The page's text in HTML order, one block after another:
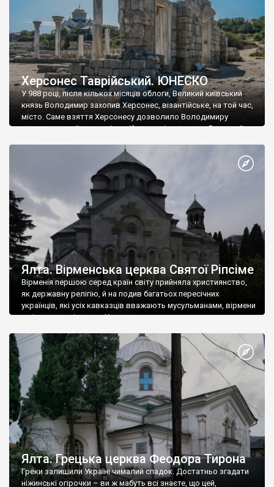
Херсонес Таврійський. ЮНЕСКО
У 988 році, після кількох місяців облоги, Великий київський
князь Володимир захопив Херсонес, візантійське, на той час,
місто. Саме взяття Херсонесу дозволило Володимиру
диктувати свої умови візантійському імператору Василю ІІ, та
Херсонесі Володимир-язичник, став Василем-християнином.
А потім було Хрещення Русі. На честь Херсонесу Таврійського
Ялта. Вірменська церква Святої Ріпсіме
Вірменія першою серед країн світу прийняла християнство,
як державну релігію, й на подив багатьох пересічних
українців, які усіх кавказців вважають мусульманами, вірмени
є відданими вірянами Христа
Ялта. Грецька церква Феодора Тирона
Греки залишили Україні чималий спадок. Достатньо згадати
ніжинські огірочки – ви ж мабуть всі знаєте, що цей,